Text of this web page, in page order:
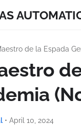
de la Espada
• April 10, 2024